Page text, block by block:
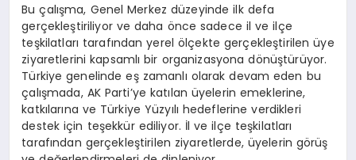
Bu çalışma, Genel Merkez düzeyinde ilk defa
gerçekleştiriliyor ve daha önce sadece il ve ilçe
teşkilatları tarafından yerel ölçekte gerçekleştirilen üye
ziyaretlerini kapsamlı bir organizasyona dönüştürüyor.
Türkiye genelinde eş zamanlı olarak devam eden bu
çalışmada, AK Parti’ye katılan üyelerin emeklerine,
katkılarına ve Türkiye Yüzyılı hedeflerine verdikleri
destek için teşekkür ediliyor. İl ve ilçe teşkilatları
tarafından gerçekleştirilen ziyaretlerde, üyelerin görüş